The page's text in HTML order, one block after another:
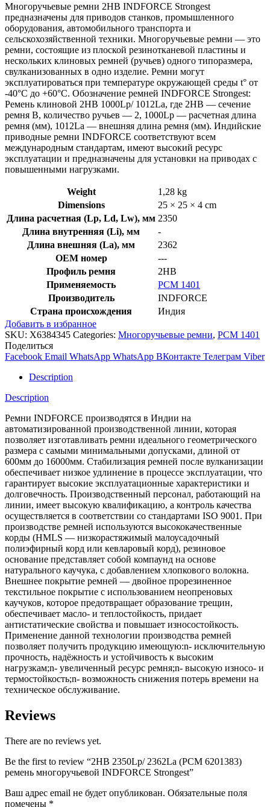
Многоручьевые ремни 2HB INDFORCE Strongest
предназначены для приводов станков, промышленного
оборудования, автомобильного транспорта и
сельскохозяйственной техники. Многоручьевые ремни — это
ремни, состоящие из плоской резинотканевой пластины и
нескольких клиновых ремней (ручьев) одного типоразмера,
свулканизованных в одно изделие. Ремни могут
эксплуатироваться при температуре окружающей среды t° от
-40°С до +60°С. Обозначение ремней INDFORCE Strongest:
Ремень клиновой 2HB 1000Lp/ 1012La, где 2HB — сечение
ремня B, количество ручьев — 2, 1000Lp — расчетная длина
ремня (мм), 1012La — внешняя длина ремня (мм). Индийские
приводные ремни INDFORCE соответствуют всем
международным стандартам, имеют высокий ресурс
эксплуатации и предназначены для установки на приводах с
повышенными нагрузками.
Weight
1,28 kg
Dimensions
25 × 25 × 4 cm
Длина расчетная (Lp, Ld, Lw), мм 2350
Длина внутренняя (Li), мм
-
Длина внешняя (La), мм
2362
OEM номер
---
Профиль ремня
2HB
Применяемость
РСМ 1401
Производитель
INDFORCE
Страна происхождения
Индия
Добавить в избранное
SKU: X6384345 Categories: Многоручьевые ремни, РСМ 1401
Поделиться
Facebook Email WhatsApp WhatsApp ВКонтакте Телеграм Viber
Description
Description
Ремни INDFORCE производятся в Индии на
автоматизированной производственной линии, которая
позволяет изготавливать ремни идеального геометрического
размера с самыми минимальными допусками, длиной от
600мм до 16000мм. Стабилизация ремней после вулканизации
обеспечивает низкое удлинение в процессе эксплуатации, что
гарантирует высокие эксплуатационные характеристики и
долговечность. Производственный персонал, работающий на
линии, имеет высокую квалификацию, а контроль качества
осуществляется в соответствии со стандартами ISO 9001. При
производстве ремней используются высококачественные
корды (HMLS — низкорастяжимый малоусадочный
полиэфирный корд или кевларовый корд), резиновое
основание представляет собой компаунд на основе
натурального каучука, с добавлением хлопкового волокна.
Внешнее покрытие ремней — двойное прорезиненное
текстильное покрытие с использованием неопреновых
каучуков, которое предотвращает образование трещин,
обеспечивает масло- и теплостойкость, придает
антистатические свойства и повышает износостойкость.
Применение данной технологии производства ремней
позволяет получить продукцию имеющую:n- исключительную
прочность, надёжность и устойчивость к высоким
нагрузкам;n- увеличенный ресурс ремня;n- высокую износо- и
термостойкость;n- возможность снижения потерь времени на
техническое обслуживание.
Reviews
There are no reviews yet.
Be the first to review “2HB 2350Lp/ 2362La (PCM 6201383)
ремень многоручьевой INDFORCE Strongest”
Ваш адрес email не будет опубликован. Обязательные поля
помечены *